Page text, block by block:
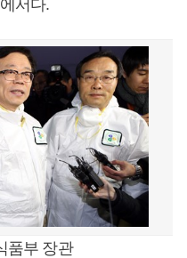
서다.
품부 장관